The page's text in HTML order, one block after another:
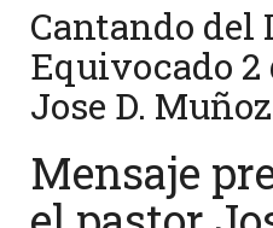
Cantando del
Equivocado 2
Jose D.
Mensaje